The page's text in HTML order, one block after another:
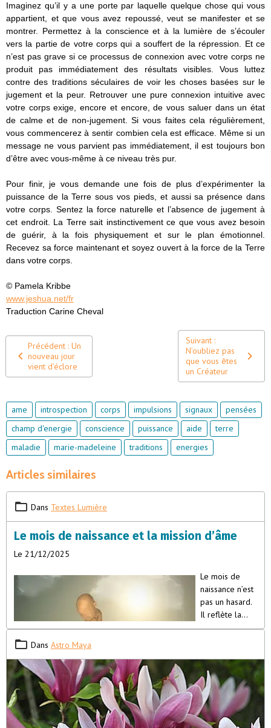
Imaginez qu’il y a une porte par laquelle quelque chose qui vous
appartient, et que vous avez repoussé, veut se manifester et se
montrer. Permettez à la conscience et à la lumière de s’écouler
vers la partie de votre corps qui a souffert de la répression. Et ce
n’est pas grave si ce processus de connexion avec votre corps ne
produit pas immédiatement des résultats visibles. Vous luttez
contre des traditions séculaires de voir les choses basées sur le
jugement et la peur. Retrouver une pure connexion intuitive avec
votre corps exige, encore et encore, de vous saluer dans un état
de calme et de non-jugement. Si vous faites cela régulièrement,
vous commencerez à sentir combien cela est efficace. Même si un
message ne vous parvient pas immédiatement, il est toujours bon
d’être avec vous-même à ce niveau très pur.
Pour finir, je vous demande une fois de plus d’expérimenter la
puissance de la Terre sous vos pieds, et aussi sa présence dans
votre corps. Sentez la force naturelle et l’absence de jugement à
cet endroit. La Terre sait instinctivement ce que vous avez besoin
de guérir, à la fois physiquement et sur le plan émotionnel.
Recevez sa force maintenant et soyez ouvert à la force de la Terre
dans votre corps.
© Pamela Kribbe
www.jeshua.net/fr
Traduction Carine Cheval
Précédent : Un
nouveau jour
vient d’éclore
Suivant :
N’oubliez pas
que vous êtes
un Créateur
ame introspection corps impulsions signaux
pensées
champ d'energie
conscience puissance aide
terre
maladie
marie-madeleine traditions energies
Articles similaires
Dans Textes Lumière
Le mois de naissance et la mission d’âme
Le 21/12/2025
Le mois de
naissance n’est
pas un hasard.
Il reflète la
vibration que
s’incarner, les
leçons qu’elle
porte, et le
rôle qu’elle
joue au sein de la lignée familiale et collective. Chaque mois
Dans Astro Maya